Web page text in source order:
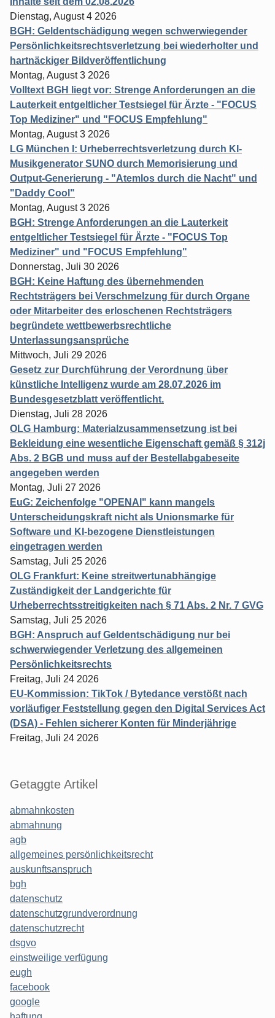
Dienstag, August 4 2026
BGH: Geldentschädigung wegen schwerwiegender
Persönlichkeitsrechtsverletzung bei wiederholter und
hartnäckiger Bildveröffentlichung
Montag, August 3 2026
Volltext BGH liegt vor: Strenge Anforderungen an die
Lauterkeit entgeltlicher Testsiegel für Ärzte - "FOCUS
Top Mediziner" und "FOCUS Empfehlung"
Montag, August 3 2026
LG München I: Urheberrechtsverletzung durch KI-
Musikgenerator SUNO durch Memorisierung und
Output-Generierung - "Atemlos durch die Nacht" und
"Daddy Cool"
Montag, August 3 2026
BGH: Strenge Anforderungen an die Lauterkeit
entgeltlicher Testsiegel für Ärzte - "FOCUS Top
Mediziner" und "FOCUS Empfehlung"
Donnerstag, Juli 30 2026
BGH: Keine Haftung des übernehmenden
Rechtsträgers bei Verschmelzung für durch Organe
oder Mitarbeiter des erloschenen Rechtsträgers
begründete wettbewerbsrechtliche
Unterlassungsansprüche
Mittwoch, Juli 29 2026
Gesetz zur Durchführung der Verordnung über
künstliche Intelligenz wurde am 28.07.2026 im
Bundesgesetzblatt veröffentlicht.
Dienstag, Juli 28 2026
OLG Hamburg: Materialzusammensetzung ist bei
Bekleidung eine wesentliche Eigenschaft gemäß § 312j
Abs. 2 BGB und muss auf der Bestellabgabeseite
angegeben werden
Montag, Juli 27 2026
EuG: Zeichenfolge "OPENAI" kann mangels
Unterscheidungskraft nicht als Unionsmarke für
Software und KI-bezogene Dienstleistungen
eingetragen werden
Samstag, Juli 25 2026
OLG Frankfurt: Keine streitwertunabhängige
Zuständigkeit der Landgerichte für
Urheberrechtsstreitigkeiten nach § 71 Abs. 2 Nr. 7 GVG
Samstag, Juli 25 2026
BGH: Anspruch auf Geldentschädigung nur bei
schwerwiegender Verletzung des allgemeinen
Persönlichkeitsrechts
Freitag, Juli 24 2026
EU-Kommission: TikTok / Bytedance verstößt nach
vorläufiger Feststellung gegen den Digital Services Act
(DSA) - Fehlen sicherer Konten für Minderjährige
Freitag, Juli 24 2026
Getaggte Artikel
abmahnkosten
abmahnung
agb
allgemeines persönlichkeitsrecht
auskunftsanspruch
bgh
datenschutz
datenschutzgrundverordnung
datenschutzrecht
dsgvo
einstweilige verfügung
eugh
facebook
google